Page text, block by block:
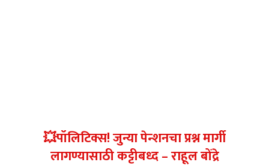
💥पॉलिटिक्स! जुन्या पेन्शनचा प्रश्न मार्गी
लागण्यासाठी कट्टीबध्द – राहूल बोंद्रे